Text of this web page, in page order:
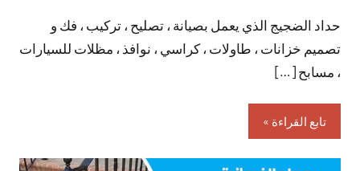
تعليقات
حداد الضجيج الذي يعمل بصيانة ، تصليح ، تركيب ، فك و
تصميم خزانات ، طاولات ، كراسي ، نوافذ ، مظلات للسيارات
، مسابح […]
تابع القراءة